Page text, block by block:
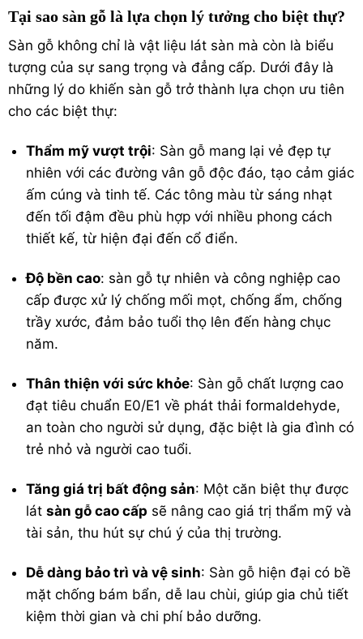
Tại sao sàn gỗ là lựa chọn lý tưởng cho biệt thự?
Sàn gỗ không chỉ là vật liệu lát sàn mà còn là biểu
tượng của sự sang trọng và đẳng cấp. Dưới đây là
những lý do khiến sàn gỗ trở thành lựa chọn ưu tiên
cho các biệt thự:
Thẩm mỹ vượt trội: Sàn gỗ mang lại vẻ đẹp tự
nhiên với các đường vân gỗ độc đáo, tạo cảm giác
ấm cúng và tinh tế. Các tông màu từ sáng nhạt
đến tối đậm đều phù hợp với nhiều phong cách
thiết kế, từ hiện đại đến cổ điển.
Độ bền cao: sàn gỗ tự nhiên và công nghiệp cao
cấp được xử lý chống mối mọt, chống ẩm, chống
trầy xước, đảm bảo tuổi thọ lên đến hàng chục
năm.
Thân thiện với sức khỏe: Sàn gỗ chất lượng cao
đạt tiêu chuẩn E0/E1 về phát thải formaldehyde,
an toàn cho người sử dụng, đặc biệt là gia đình có
trẻ nhỏ và người cao tuổi.
Tăng giá trị bất động sản: Một căn biệt thự được
látsàn gỗ cao cấp sẽ nâng cao giá trị thẩm mỹ và
tài sản, thu hút sự chú ý của thị trường.
Dễ dàng bảo trì và vệ sinh: Sàn gỗ hiện đại có bề
mặt chống bám bẩn, dễ lau chùi, giúp gia chủ tiết
kiệm thời gian và chi phí bảo dưỡng.